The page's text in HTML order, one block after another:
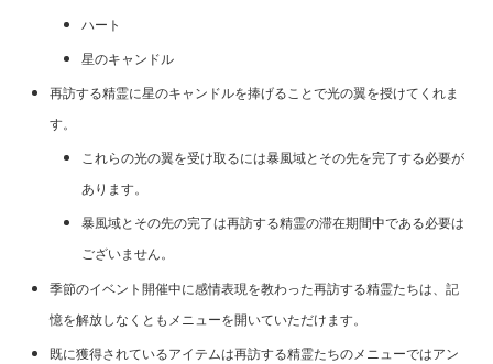
ハート
星のキャンドル
再訪する精霊に星のキャンドルを捧げることで光の翼を授けてくれま
す。
これらの光の翼を受け取るには暴風域とその先を完了する必要が
あります。
暴風域とその先の完了は再訪する精霊の滞在期間中である必要は
ございません。
季節のイベント開催中に感情表現を教わった再訪する精霊たちは、記
憶を解放しなくともメニューを開いていただけます。
既に獲得されているアイテムは再訪する精霊たちのメニューではアン